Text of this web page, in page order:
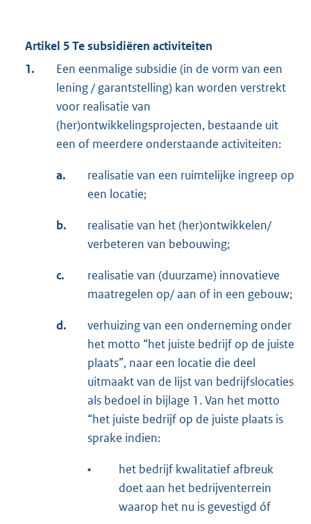
Artikel 5 Te subsidiëren activiteiten
1.
Een eenmalige subsidie (in de vorm van een
lening / garantstelling) kan worden verstrekt
voor realisatie van
(her)ontwikkelingsprojecten, bestaande uit
een of meerdere onderstaande activiteiten:
a.
realisatie van een ruimtelijke ingreep op
een locatie;
b.
realisatie van het (her)ontwikkelen/
verbeteren van bebouwing;
c.
realisatie van (duurzame) innovatieve
maatregelen op/ aan of in een gebouw;
d.
verhuizing van een onderneming onder
het motto “het juiste bedrijf op de juiste
plaats”, naar een locatie die deel
uitmaakt van de lijst van bedrijfslocaties
als bedoel in bijlage 1. Van het motto
“het juiste bedrijf op de juiste plaats is
sprake indien:
•
het bedrijf kwalitatief afbreuk
doet aan het bedrijventerrein
waarop het nu is gevestigd óf